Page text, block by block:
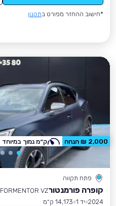
*חישוב ההחזר מפורט בתקנון
פתח תקווה
קופרה פורמנטורFORMENTOR VZ
2024 יד 1
14,173 ק״מ
2,000 ₪ הנחה ק״מ נמוך במיוחד